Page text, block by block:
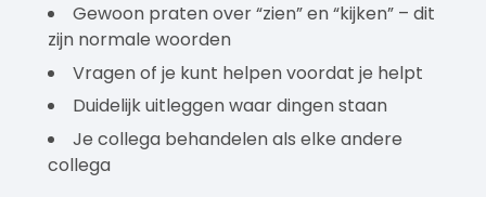
Gewoon praten over “zien” en “kijken” – dit
zijn normale woorden
Vragen of je kunt helpen voordat je helpt
Duidelijk uitleggen waar dingen staan
Je collega behandelen als elke andere
collega